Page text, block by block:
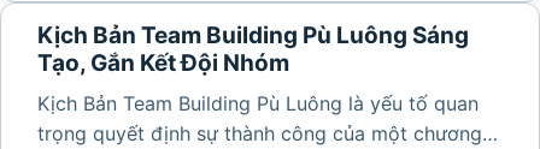
Kịch Bản Team Building Pù Luông Sáng
Tạo, Gắn Kết Đội Nhóm
Kịch Bản Team Building Pù Luông là yếu tố quan
trọng quyết định sự thành công của một chương